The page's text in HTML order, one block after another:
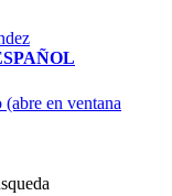
en ventana